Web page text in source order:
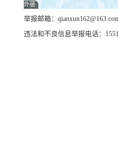
外链
举报邮箱：
违法和不良信息举报电话：